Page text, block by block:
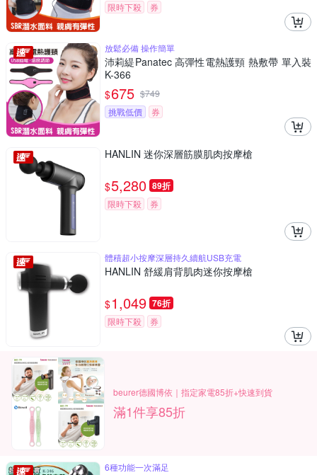
限時下殺 券
放鬆必備 操作簡單
沛莉緹Panatec 高彈性電熱護頸 熱敷帶 單入裝
K-366
$675 $749
挑戰低價
券
HANLIN 迷你深層筋膜肌肉按摩槍
$5,280 89折
限時下殺 券
體積超小按摩深層持久續航USB充電
HANLIN 舒緩肩背肌肉迷你按摩槍
$1,049 76折
限時下殺 券
beurer德國博依｜指定家電85折+快速到貨
滿1件享85折
6種功能一次滿足